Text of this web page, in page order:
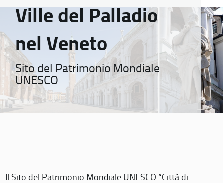
Ville del Palladio
nel Veneto
Sito del Patrimonio Mondiale
UNESCO
Il Sito del Patrimonio Mondiale UNESCO “Città di